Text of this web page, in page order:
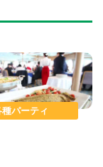
種パーティ